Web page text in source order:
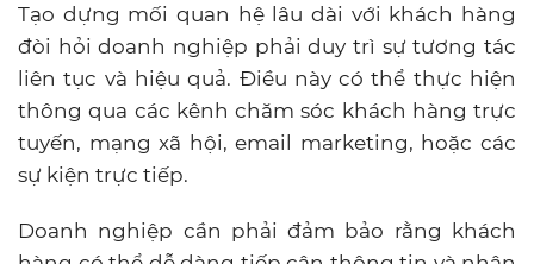
Tạo dựng mối quan hệ lâu dài với khách hàng
đòi hỏi doanh nghiệp phải duy trì sự tương tác
liên tục và hiệu quả. Điều này có thể thực hiện
thông qua các kênh chăm sóc khách hàng trực
tuyến, mạng xã hội, email marketing, hoặc các
sự kiện trực tiếp.
Doanh nghiệp cần phải đảm bảo rằng khách